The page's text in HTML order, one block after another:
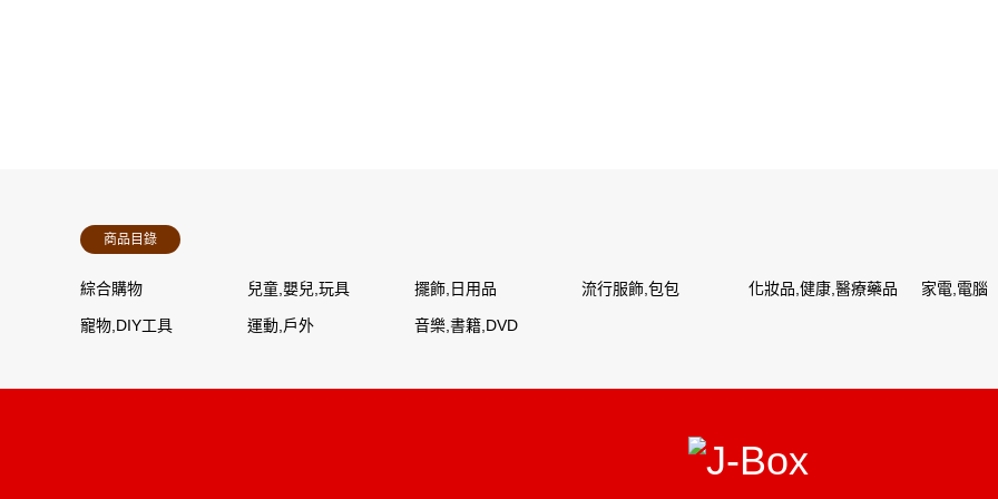
商品目錄
綜合購物 兒童,嬰兒,玩具 擺飾,日用品 流行服飾,包包 化妝品,健康,醫療藥品 家電,電腦
寵物,DIY工具 運動,戶外 音樂,書籍,DVD